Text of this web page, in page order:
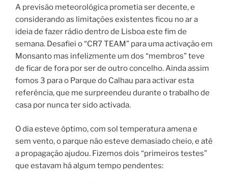
A previsão meteorológica prometia ser decente, e
considerando as limitações existentes ficou no ar a
ideia de fazer rádio dentro de Lisboa este fim de
semana. Desafiei o “CR7 TEAM” para uma activação em
Monsanto mas infelizmente um dos “membros” teve
de ficar de fora por ser de outro concelho. Ainda assim
fomos 3 para o Parque do Calhau para activar esta
referência, que me surpreendeu durante o trabalho de
casa por nunca ter sido activada.
O dia esteve óptimo, com sol temperatura amena e
sem vento, o parque não esteve demasiado cheio, e até
a propagação ajudou. Fizemos dois “primeiros testes”
que estavam há algum tempo pendentes: